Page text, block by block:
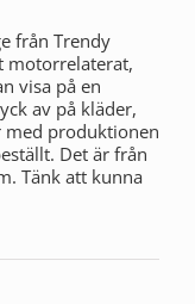
från Trendy
motorrelaterat,
visa på en
av på kläder,
produktionen
Det är från
Tänk att kunna